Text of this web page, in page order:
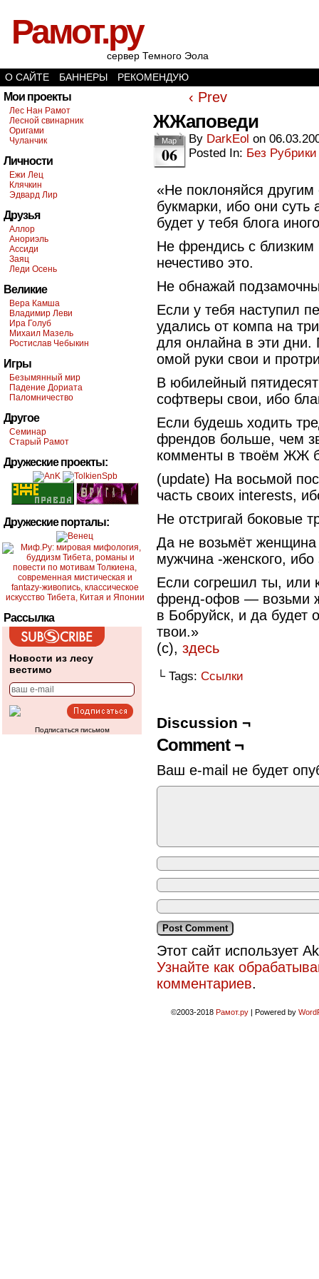
Рамот.ру
сервер Темного Эола
О САЙТЕ
БАННЕРЫ РЕКОМЕНДУЮ
Мои проекты
Лес Нан Рамот
Лесной свинарник
Оригами
Чуланчик
Личности
Ежи Лец
Клячкин
Эдвард Лир
Друзья
Аллор
Анориэль
Ассиди
Заяц
Леди Осень
Великие
Вера Камша
Владимир Леви
Ира Голуб
Михаил Мазель
Ростислав Чебыкин
Игры
Безымянный мир
Падение Дориата
Паломничество
Другое
Семинар
Старый Рамот
Дружеские проекты:
Дружеские порталы:
Рассылка
Новости из лесу
вестимо
Подписаться письмом
‹ Prev
ЖЖаповеди
Мар
06
By DarkEol on
Posted In: Без Рубрики
«Не поклоняйся
букмарки, ибо они
будет у тебя блога
Не френдись с
нечестиво это.
Не обнажай
Если у тебя наступил
удались от компа на
для онлайна в эти дни.
омой руки свои и
В юбилейный
софтверы свои, ибо
Если будешь ходить
френдов больше, чем
комменты в твоём ЖЖ
(update) На восьмой
часть своих interests,
Не отстригай боковые
Да не возьмёт женщина
мужчина -женского, ибо
Если согрешил ты, или
френд-офов — возьми
в Бобруйск, и да будет
твои.»
(с), здесь
└ Tags: Ссылки
Discussion ¬
Comment ¬
Ваш e-mail не будет
Этот сайт использует
Узнайте как
комментариев.
©2003-2018 Рамот.ру | Powered by